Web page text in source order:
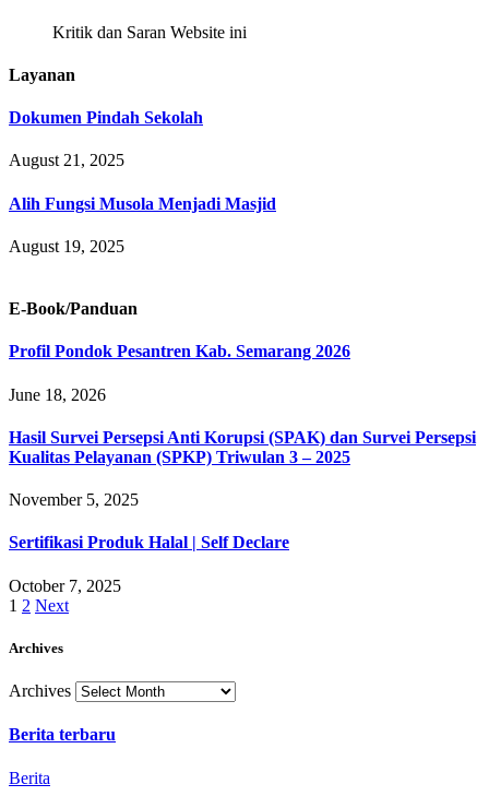
Kritik dan Saran Website ini
Layanan
Dokumen Pindah Sekolah
August 21, 2025
Alih Fungsi Musola Menjadi Masjid
August 19, 2025
E-Book/Panduan
Profil Pondok Pesantren Kab. Semarang 2026
June 18, 2026
Hasil Survei Persepsi Anti Korupsi (SPAK) dan Survei Persepsi
Kualitas Pelayanan (SPKP) Triwulan 3 – 2025
November 5, 2025
Sertifikasi Produk Halal | Self Declare
October 7, 2025
1 2 Next
Archives
Archives
Berita terbaru
Berita